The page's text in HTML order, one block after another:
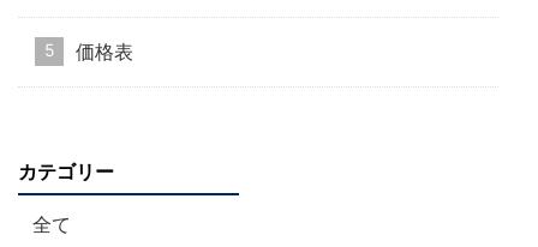
価格表
カテゴリー
全て